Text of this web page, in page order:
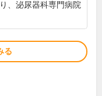
、泌尿器科専門病院
る